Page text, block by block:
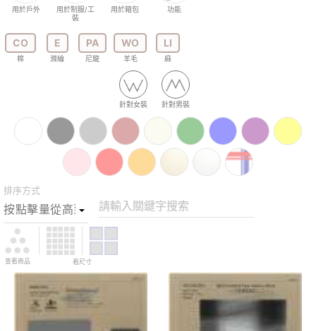
用於戶外
用於制服/工
裝
用於箱包 功能
CO
棉
E
滌綸
PA
尼龍
WO
羊毛
LI
麻
針對女裝 針對男裝
排序方式
請輸入關鍵字搜索
查看商品 看尺寸